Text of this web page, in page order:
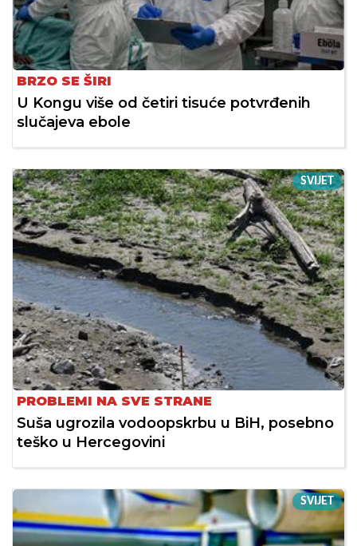
BRZO SE ŠIRI
U Kongu više od četiri tisuće potvrđenih
slučajeva ebole
SVIJET
PROBLEMI NA SVE STRANE
Suša ugrozila vodoopskrbu u BiH, posebno
teško u Hercegovini
SVIJET